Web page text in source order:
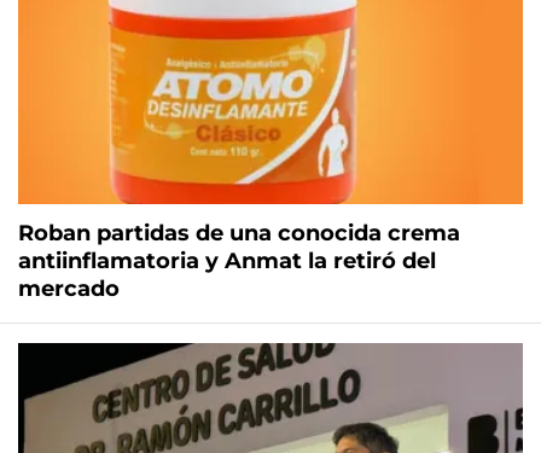
Roban partidas de una conocida crema
antiinflamatoria y Anmat la retiró del
mercado